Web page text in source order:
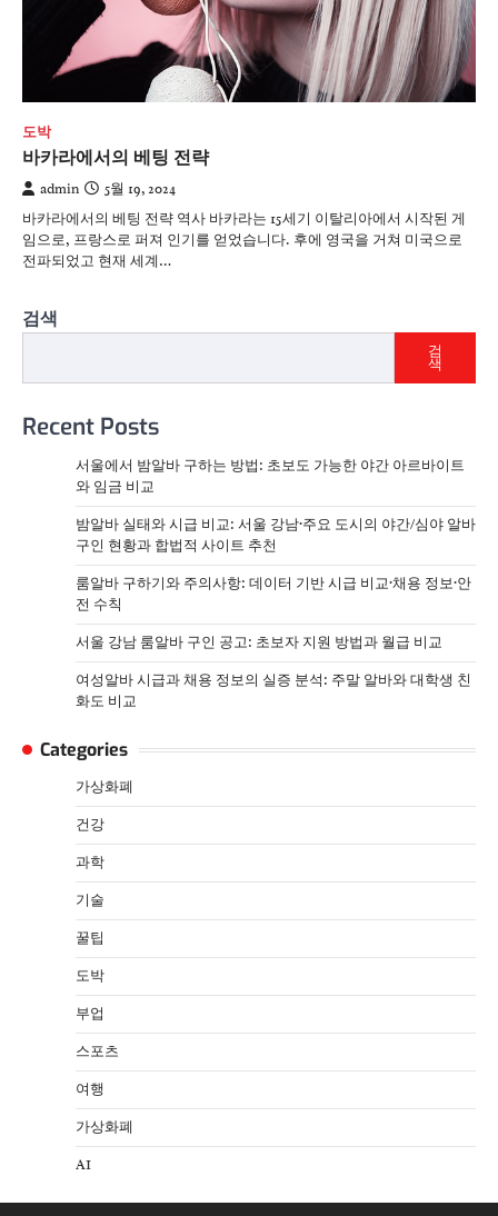
도박
바카라에서의 베팅 전략
admin
5월 19, 2024
바카라에서의 베팅 전략 역사 바카라는 15세기 이탈리아에서 시작된 게
임으로, 프랑스로 퍼져 인기를 얻었습니다. 후에 영국을 거쳐 미국으로
전파되었고 현재 세계…
검색
검
색
Recent Posts
서울에서 밤알바 구하는 방법: 초보도 가능한 야간 아르바이트
와 임금 비교
밤알바 실태와 시급 비교: 서울 강남·주요 도시의 야간/심야 알바
구인 현황과 합법적 사이트 추천
룸알바 구하기와 주의사항: 데이터 기반 시급 비교·채용 정보·안
전 수칙
서울 강남 룸알바 구인 공고: 초보자 지원 방법과 월급 비교
여성알바 시급과 채용 정보의 실증 분석: 주말 알바와 대학생 친
화도 비교
Categories
가상화폐
건강
과학
기술
꿀팁
도박
부업
스포츠
여행
가상화폐
AI